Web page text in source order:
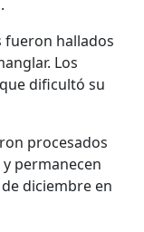
fueron hallados
Los
dificultó su
procesados
permanecen
diciembre en